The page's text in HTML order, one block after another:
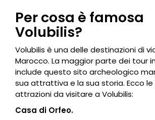
Per cosa è famosa
Volubilis?
Volubilis è una delle destinazioni di
Marocco. La maggior parte dei tour
include questo sito archeologico
sua attrattiva e la sua storia. Ecco le
attrazioni da visitare a Volubilis:
Casa di Orfeo.